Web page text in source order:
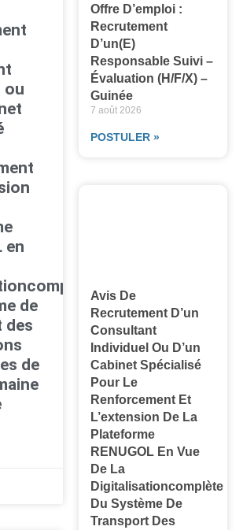
ou
en
de
des
de
Offre D’emploi :
Recrutement
D’un(e)
Responsable Suivi –
Évaluation (H/F/X) –
Guinée
7 août 2026
POSTULER »
Avis De
Recrutement D’un
Consultant
Individuel Ou D’un
Cabinet Spécialisé
Pour Le
Renforcement Et
L’extension De La
Plateforme
RENUGOL En Vue
De La
Digitalisationcomplète
Du Système De
Transport Des